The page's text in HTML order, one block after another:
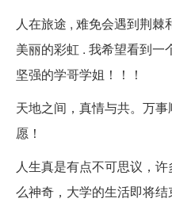
人在旅途 , 难免会遇到荆棘
美丽的彩虹 . 我希望看到
坚强的学哥学姐！！！
天地之间，真情与共。万
愿！
人生真是有点不可思议，
么神奇，大学的生活即将